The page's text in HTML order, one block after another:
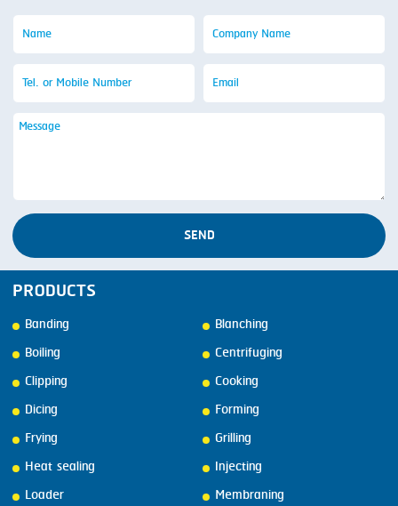
SEND
PRODUCTS
Banding
Blanching
Boiling
Centrifuging
Clipping
Cooking
Dicing
Forming
Frying
Grilling
Heat sealing
Injecting
Loader
Membraning